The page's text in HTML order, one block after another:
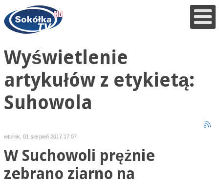
Wyświetlenie
artykułów z etykietą:
Suhowola
wtorek, 01 sierpień 2017 17:07
W Suchowoli prężnie
zebrano ziarno na